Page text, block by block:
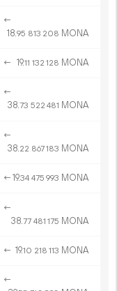
←
18.95 813 208 MONA
← 19.11 132 128 MONA
←
38.73 522 481 MONA
←
38.22 867183 MONA
←19.34 475 993 MONA
←
38.77 481 175 MONA
← 19.10 218 113 MONA
←